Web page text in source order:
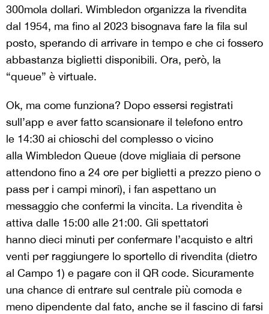
300mola dollari. Wimbledon organizza la rivendita
dal 1954, ma fino al 2023 bisognava fare la fila sul
posto, sperando di arrivare in tempo e che ci fossero
abbastanza biglietti disponibili. Ora, però, la
“queue” è virtuale.
Ok, ma come funziona? Dopo essersi registrati
sull’app e aver fatto scansionare il telefono entro
le 14:30 ai chioschi del complesso o vicino
alla Wimbledon Queue (dove migliaia di persone
attendono fino a 24 ore per biglietti a prezzo pieno o
pass per i campi minori), i fan aspettano un
messaggio che confermi la vincita. La rivendita è
attiva dalle 15:00 alle 21:00. Gli spettatori
hanno dieci minuti per confermare l’acquisto e altri
venti per raggiungere lo sportello di rivendita (dietro
al Campo 1) e pagare con il QR code. Sicuramente
una chance di entrare sul centrale più comoda e
meno dipendente dal fato, anche se il fascino di farsi